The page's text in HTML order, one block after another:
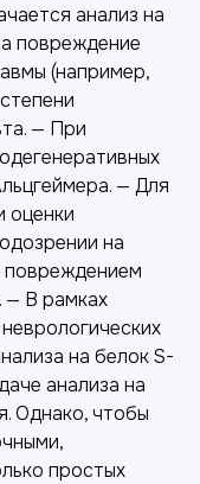
анализ на
повреждение
(например,
— При
— Для
оценки
на
повреждением
— В рамках
на белок S-
анализа на
Однако, чтобы
простых